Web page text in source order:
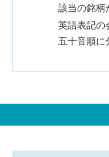
該当の銘柄
英語表記の
五十音順に